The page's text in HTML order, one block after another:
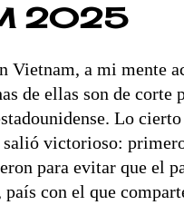
2025
Vietnam, a mi mente
de ellas son de
Lo
salió victorioso:
para evitar que el
con el que